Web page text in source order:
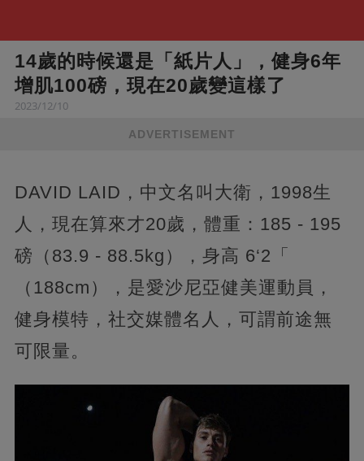
14歲的時候還是「紙片人」，健身6年
增肌100磅，現在20歲變這樣了
2023/12/10
ADVERTISEMENT
DAVID LAID，中文名叫大衛，1998生
人，現在算來才20歲，體重：185 - 195
磅（83.9 - 88.5kg），身高 6‘2「
（188cm），是愛沙尼亞健美運動員，
健身模特，社交媒體名人，可謂前途無
可限量。